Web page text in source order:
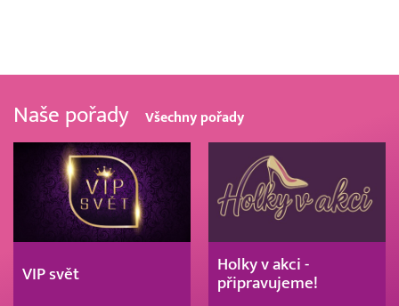
Naše pořady Všechny pořady
VIP svět
Holky v akci -
připravujeme!